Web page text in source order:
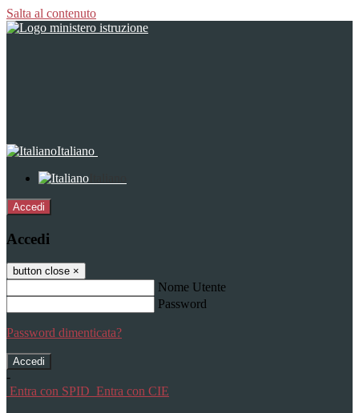
Salta al contenuto
Italiano
Accedi
Accedi
button close ×
Nome Utente
Password
Password dimenticata?
-
Entra con SPID Entra con CIE